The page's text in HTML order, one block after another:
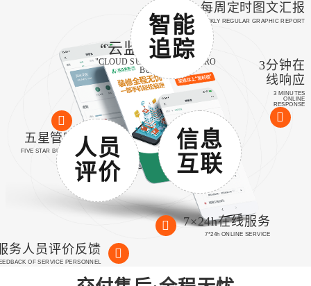
“云监工”微管家
"CLOUD SUPERVISOR" MICRO
BUTLER
人员
评价
信息
互联
智能
追踪
务人员评价反馈
OF SERVICE PERSONNEL
五星管家服务
FIVE STAR BUTLER SERVICE
7×24h在线服务
7*24h ONLINE SERVICE
每周定时图文汇报
WEEKLY REGULAR GRAPHIC REPORT
3分钟在
线响应
3 MINUTES
ONLINE
RESPONSE